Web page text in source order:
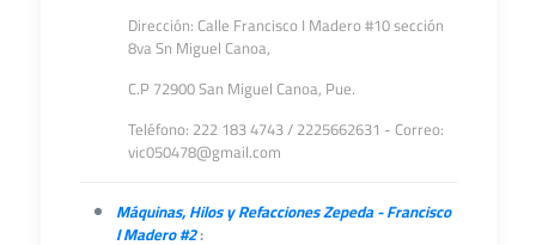
Dirección: Calle Francisco I Madero #10 sección
8va Sn Miguel Canoa,
C.P 72900 San Miguel Canoa, Pue.
Teléfono: 222 183 4743 / 2225662631 - Correo:
vic050478@gmail.com
Máquinas, Hilos y Refacciones Zepeda - Francisco
I Madero #2: